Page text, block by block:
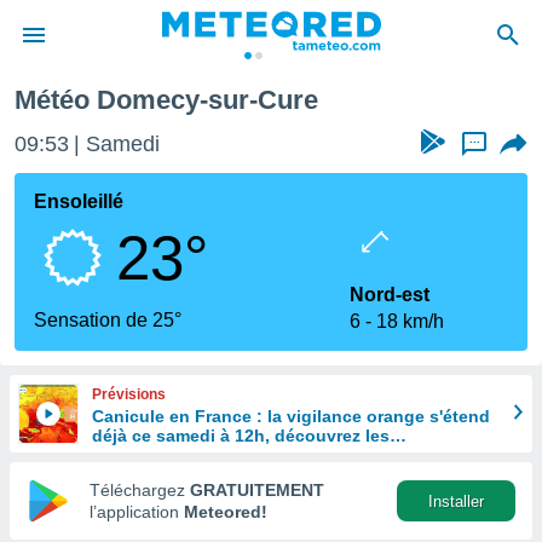
de
en
Météo Domecy-sur-Cure
09:53 Samedi ...
Ensoleillé
23°
Sensation de 25°
Nord-est
6
18 km/h
Prévisions
Canicule en France : la vigilance orange s'étend
déjà ce samedi à 12h, découvrez les
Téléchargez GRATUITEMENT
l’application Meteored!
Installer